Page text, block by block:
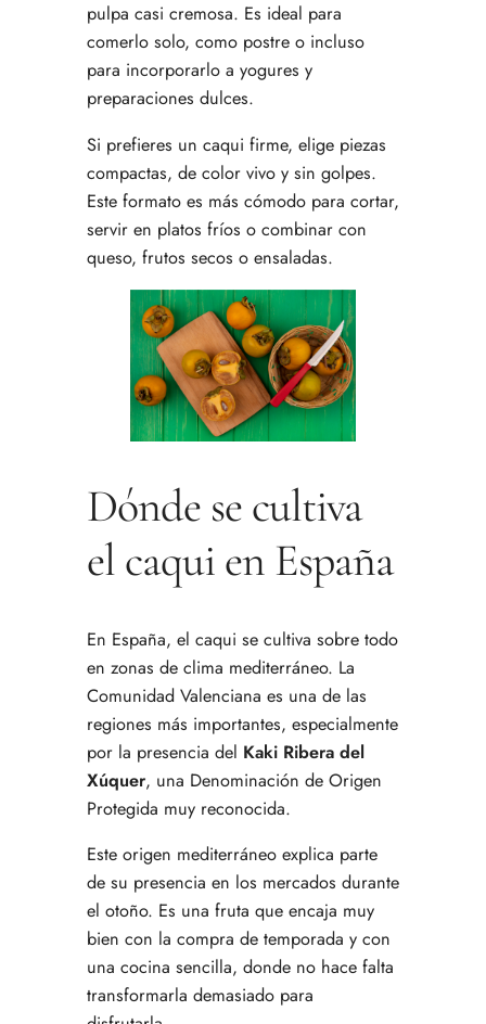
pulpa casi cremosa. Es ideal para
comerlo solo, como postre o incluso
para incorporarlo a yogures y
preparaciones dulces.
Si prefieres un caqui firme, elige piezas
compactas, de color vivo y sin golpes.
Este formato es más cómodo para cortar,
servir en platos fríos o combinar con
queso, frutos secos o ensaladas.
Dónde se cultiva
el caqui en España
En España, el caqui se cultiva sobre todo
en zonas de clima mediterráneo. La
Comunidad Valenciana es una de las
regiones más importantes, especialmente
por la presencia del Kaki Ribera del
Xúquer, una Denominación de Origen
Protegida muy reconocida.
Este origen mediterráneo explica parte
de su presencia en los mercados durante
el otoño. Es una fruta que encaja muy
bien con la compra de temporada y con
una cocina sencilla, donde no hace falta
transformarla demasiado para